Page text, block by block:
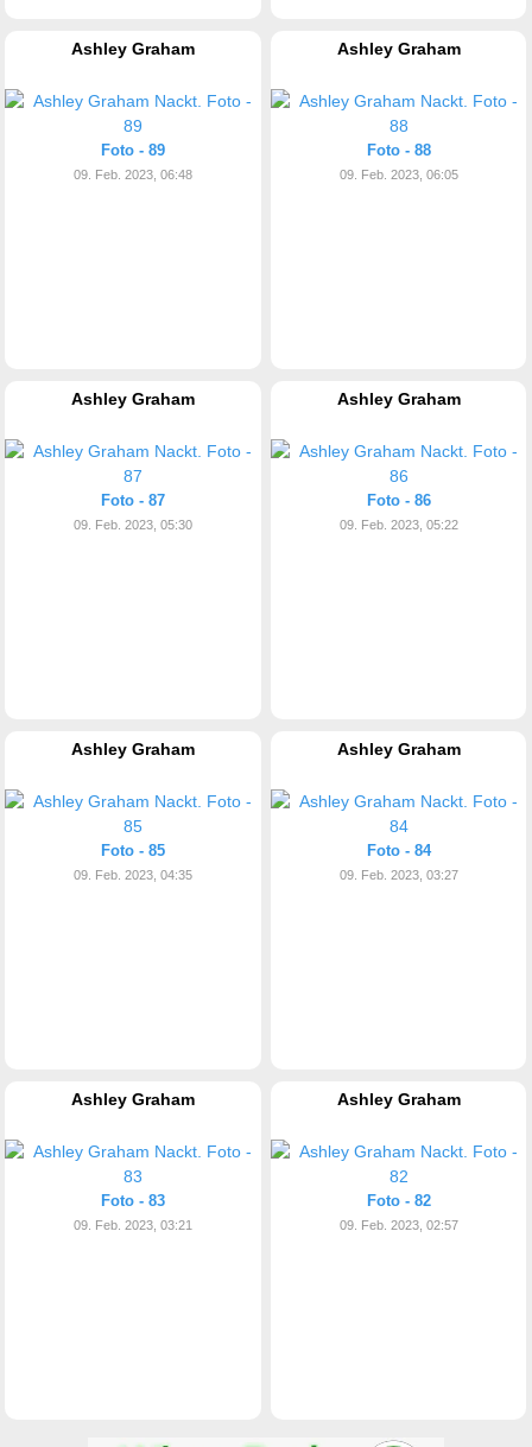
Ashley Graham
Foto - 89
09. Feb. 2023, 06:48
Ashley Graham
Foto - 88
09. Feb. 2023, 06:05
Ashley Graham
Foto - 87
09. Feb. 2023, 05:30
Ashley Graham
Foto - 86
09. Feb. 2023, 05:22
Ashley Graham
Foto - 85
09. Feb. 2023, 04:35
Ashley Graham
Foto - 84
09. Feb. 2023, 03:27
Ashley Graham
Foto - 83
09. Feb. 2023, 03:21
Ashley Graham
Foto - 82
09. Feb. 2023, 02:57